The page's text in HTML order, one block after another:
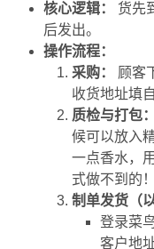
核心逻辑：
货先
后发出。
操作流程：
采购：
顾客
收货地址填
质检与打包：
候可以放入
一点香水，
式做不到的！
制单发货（
登录菜
客户地